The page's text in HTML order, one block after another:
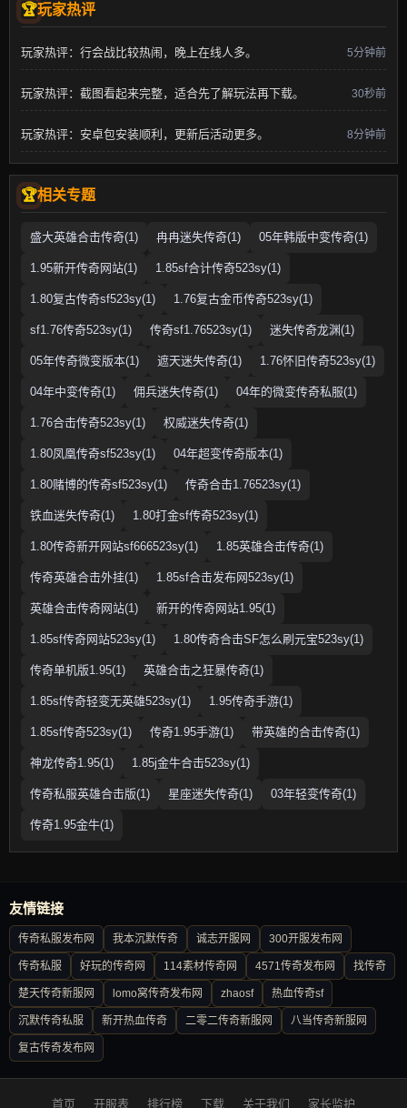
玩家热评
玩家热评：行会战比较热闹，晚上在线人多。 5分钟前
玩家热评：截图看起来完整，适合先了解玩法再下载。 30秒前
玩家热评：安卓包安装顺利，更新后活动更多。 8分钟前
相关专题
盛大英雄合击传奇(1) 冉冉迷失传奇(1) 05年韩版中变传奇(1)
1.95新开传奇网站(1) 1.85sf合计传奇523sy(1)
1.80复古传奇sf523sy(1) 1.76复古金币传奇523sy(1)
sf1.76传奇523sy(1) 传奇sf1.76523sy(1) 迷失传奇龙渊(1)
05年传奇微变版本(1) 遮天迷失传奇(1) 1.76怀旧传奇523sy(1)
04年中变传奇(1) 佣兵迷失传奇(1) 04年的微变传奇私服(1)
1.76合击传奇523sy(1) 权威迷失传奇(1)
1.80凤凰传奇sf523sy(1) 04年超变传奇版本(1)
1.80赌博的传奇sf523sy(1) 传奇合击1.76523sy(1)
铁血迷失传奇(1) 1.80打金sf传奇523sy(1)
1.80传奇新开网站sf666523sy(1) 1.85英雄合击传奇(1)
传奇英雄合击外挂(1) 1.85sf合击发布网523sy(1)
英雄合击传奇网站(1) 新开的传奇网站1.95(1)
1.85sf传奇网站523sy(1) 1.80传奇合击SF怎么刷元宝523sy(1)
传奇单机版1.95(1) 英雄合击之狂暴传奇(1)
1.85sf传奇轻变无英雄523sy(1) 1.95传奇手游(1)
1.85sf传奇523sy(1) 传奇1.95手游(1) 带英雄的合击传奇(1)
神龙传奇1.95(1) 1.85j金牛合击523sy(1)
传奇私服英雄合击版(1) 星座迷失传奇(1) 03年轻变传奇(1)
传奇1.95金牛(1)
友情链接
传奇私服发布网 我本沉默传奇 诚志开服网 300开服发布网
传奇私服 好玩的传奇网 114素材传奇网 4571传奇发布网 找传奇
楚天传奇新服网 lomo窝传奇发布网 zhaosf 热血传奇sf
沉默传奇私服 新开热血传奇 二零二传奇新服网 八当传奇新服网
复古传奇发布网
首页 开服表 排行榜 下载 关于我们 家长监护